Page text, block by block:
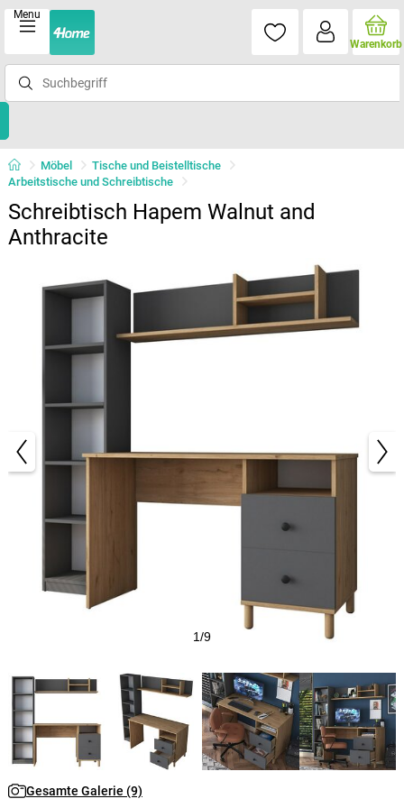
Menu
Warenkorb
Möbel
Tische und Beistelltische
Arbeitstische und Schreibtische
Schreibtisch Hapem Walnut and
Anthracite
1/9
Gesamte Galerie (9)